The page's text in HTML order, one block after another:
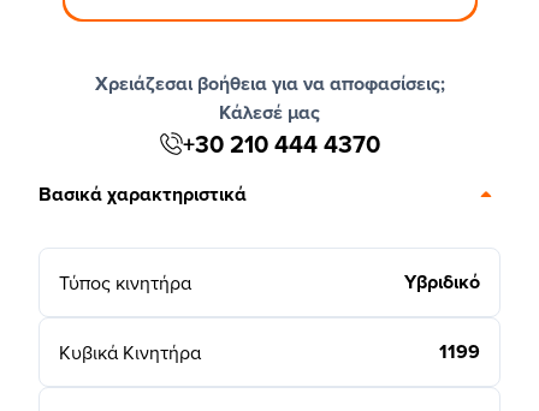
Χρειάζεσαι βοήθεια για να αποφασίσεις;
Κάλεσέ μας
+30 210 444 4370
Βασικά χαρακτηριστικά
Τύπος κινητήρα Υβριδικό
Κυβικά Κινητήρα 1199